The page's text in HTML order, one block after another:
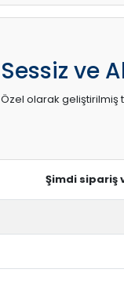
Sessiz ve
Özel olarak geliştirilmiş
Şimdi sipariş